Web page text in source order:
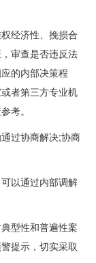
经济性、挽损合
审查是否违反法
的内部决策程
者第三方专业机
考。
过协商解决;协商
以通过内部调解
型性和普遍性案
提示，切实采取